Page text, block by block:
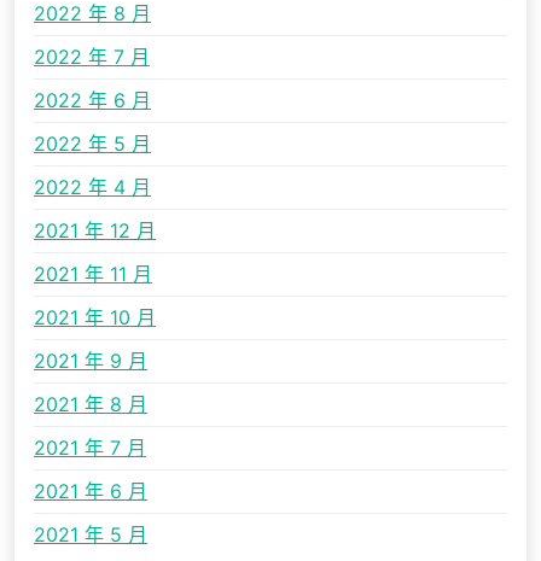
2022 年 8 月
2022 年 7 月
2022 年 6 月
2022 年 5 月
2022 年 4 月
2021 年 12 月
2021 年 11 月
2021 年 10 月
2021 年 9 月
2021 年 8 月
2021 年 7 月
2021 年 6 月
2021 年 5 月